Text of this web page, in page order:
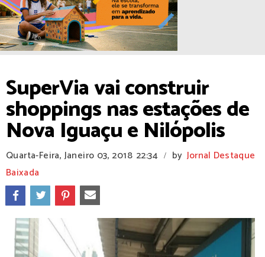
SuperVia vai construir
shoppings nas estações de
Nova Iguaçu e Nilópolis
Quarta-Feira, Janeiro 03, 2018 22:34 / by Jornal Destaque
Baixada